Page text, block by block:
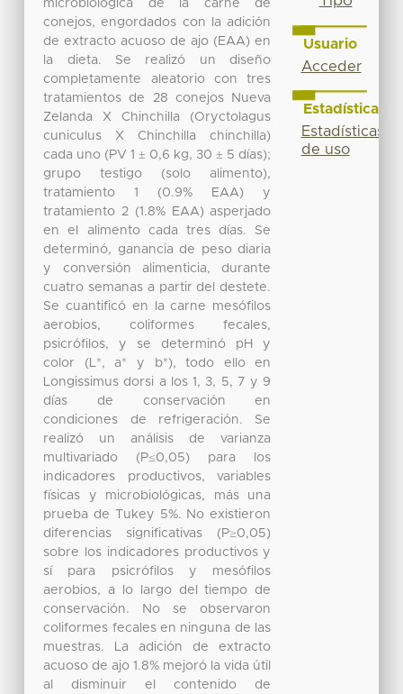
microbiológica de la carne de
conejos, engordados con la adición
de extracto acuoso de ajo (EAA) en
la dieta. Se realizó un diseño
completamente aleatorio con tres
tratamientos de 28 conejos Nueva
Zelanda X Chinchilla (Oryctolagus
cuniculus X Chinchilla chinchilla)
cada uno (PV 1 ± 0,6 kg, 30 ± 5 días);
grupo testigo (solo alimento),
tratamiento 1 (0.9% EAA) y
tratamiento 2 (1.8% EAA) asperjado
en el alimento cada tres días. Se
determinó, ganancia de peso diaria
y conversión alimenticia, durante
cuatro semanas a partir del destete.
Se cuantificó en la carne mesófilos
aerobios, coliformes fecales,
psicrófilos, y se determinó pH y
color (L*, a* y b*), todo ello en
Longissimus dorsi a los 1, 3, 5, 7 y 9
días de conservación en
condiciones de refrigeración. Se
realizó un análisis de varianza
multivariado (P≤0,05) para los
indicadores productivos, variables
físicas y microbiológicas, más una
prueba de Tukey 5%. No existieron
diferencias significativas (P≥0,05)
sobre los indicadores productivos y
sí para psicrófilos y mesófilos
aerobios, a lo largo del tiempo de
conservación. No se observaron
coliformes fecales en ninguna de las
muestras. La adición de extracto
acuoso de ajo 1.8% mejoró la vida útil
al disminuir el contenido de
Usuario
Acceder
Estadísticas
Estadísticas
de uso